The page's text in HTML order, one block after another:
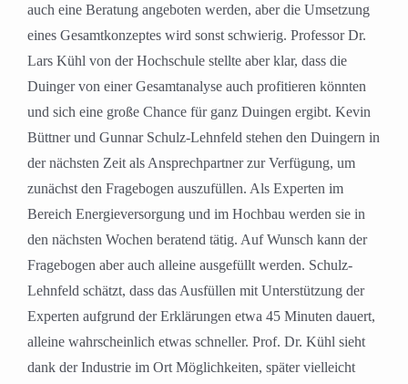
auch eine Beratung angeboten werden, aber die Umsetzung
eines Gesamtkonzeptes wird sonst schwierig. Professor Dr.
Lars Kühl von der Hochschule stellte aber klar, dass die
Duinger von einer Gesamtanalyse auch profitieren könnten
und sich eine große Chance für ganz Duingen ergibt. Kevin
Büttner und Gunnar Schulz-Lehnfeld stehen den Duingern in
der nächsten Zeit als Ansprechpartner zur Verfügung, um
zunächst den Fragebogen auszufüllen. Als Experten im
Bereich Energieversorgung und im Hochbau werden sie in
den nächsten Wochen beratend tätig. Auf Wunsch kann der
Fragebogen aber auch alleine ausgefüllt werden. Schulz-
Lehnfeld schätzt, dass das Ausfüllen mit Unterstützung der
Experten aufgrund der Erklärungen etwa 45 Minuten dauert,
alleine wahrscheinlich etwas schneller. Prof. Dr. Kühl sieht
dank der Industrie im Ort Möglichkeiten, später vielleicht